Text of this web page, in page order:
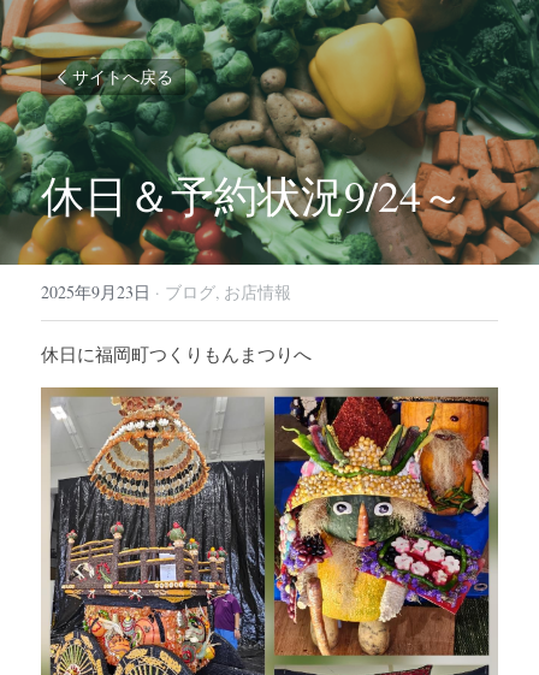
サイトへ戻る
休日＆予約状況9/24～
2025年9月23日 · ブログ, お店情報
休日に福岡町つくりもんまつりへ